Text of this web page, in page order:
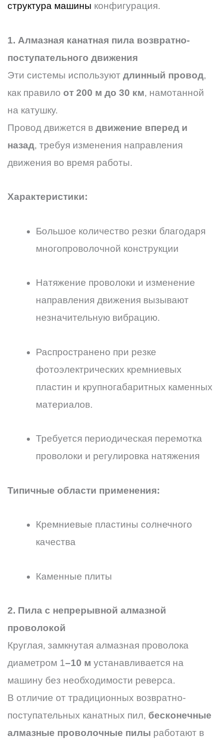
структура машины конфигурация.
1. Алмазная канатная пила возвратно-
поступательного движения
Эти системы используют длинный провод,
как правило от 200 м до 30 км, намотанной
на катушку.
Провод движется в движение вперед и
назад, требуя изменения направления
движения во время работы.
Характеристики:
Большое количество резки благодаря
многопроволочной конструкции
Натяжение проволоки и изменение
направления движения вызывают
незначительную вибрацию.
Распространено при резке
фотоэлектрических кремниевых
пластин и крупногабаритных каменных
материалов.
Требуется периодическая перемотка
проволоки и регулировка натяжения
Типичные области применения:
Кремниевые пластины солнечного
качества
Каменные плиты
2. Пила с непрерывной алмазной
проволокой
Круглая, замкнутая алмазная проволока
диаметром 1–10 м устанавливается на
машину без необходимости реверса.
В отличие от традиционных возвратно-
поступательных канатных пил, бесконечные
алмазные проволочные пилы работают в